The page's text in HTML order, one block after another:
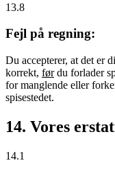
13.8
Fejl på regning:
Du accepterer, at det er
korrekt, førdu forlader
for manglende eller
spisestedet.
14. Vores
14.1